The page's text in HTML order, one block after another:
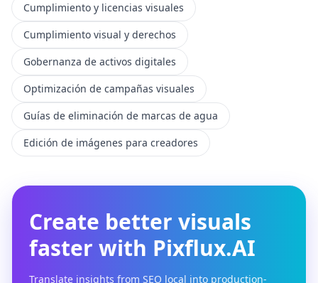
Cumplimiento y licencias visuales
Cumplimiento visual y derechos
Gobernanza de activos digitales
Optimización de campañas visuales
Guías de eliminación de marcas de agua
Edición de imágenes para creadores
Create better visuals
faster with Pixflux.AI
Translate insights from SEO local into production-